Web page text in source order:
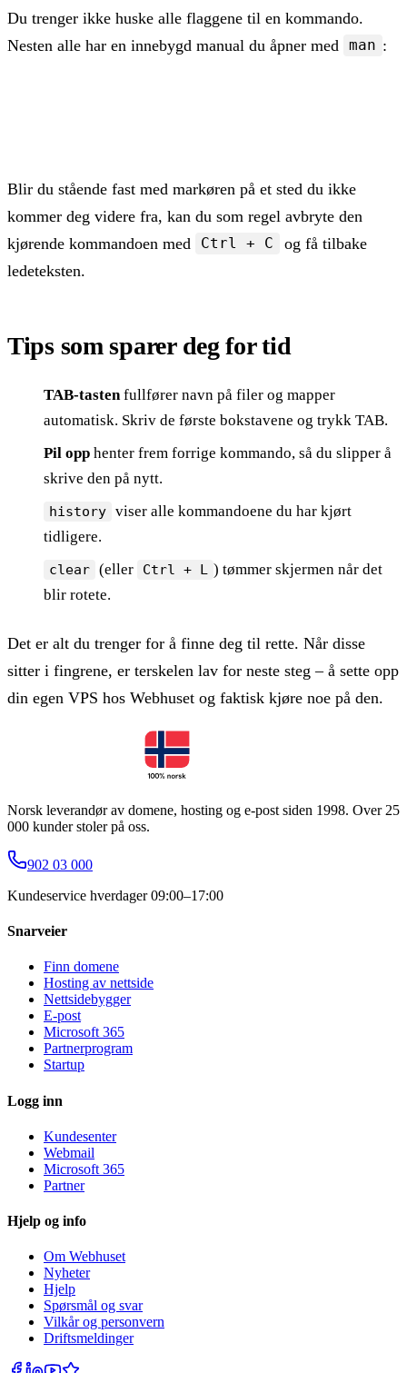
Du trenger ikke huske alle flaggene til en kommando.
Nesten alle har en innebygd manual du åpner med
man :
Blir du stående fast med markøren på et sted du ikke
kommer deg videre fra, kan du som regel avbryte den
kjørende kommandoen med
Ctrl + C
og få tilbake
ledeteksten.
Tips som sparer deg for tid
TAB-tastenfullfører navn på filer og mapper
automatisk. Skriv de første bokstavene og trykk TAB.
Pil opp henter frem forrige kommando, så du slipper å
skrive den på nytt.
history viser alle kommandoene du har kjørt
tidligere.
clear (eller Ctrl + L ) tømmer skjermen når det
blir rotete.
Det er alt du trenger for å finne deg til rette. Når disse
sitter i fingrene, er terskelen lav for neste steg – å sette opp
din egen VPS hos Webhuset og faktisk kjøre noe på den.
Norsk leverandør av domene, hosting og e-post siden 1998. Over 25
000 kunder stoler på oss.
902 03 000
Kundeservice hverdager 09:00–17:00
Snarveier
Finn domene
Hosting av nettside
Nettsidebygger
E-post
Microsoft 365
Partnerprogram
Startup
Logg inn
Kundesenter
Webmail
Microsoft 365
Partner
Hjelp og info
Om Webhuset
Nyheter
Hjelp
Spørsmål og svar
Vilkår og personvern
Driftsmeldinger